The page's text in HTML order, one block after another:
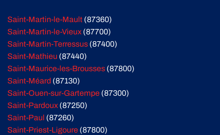
Saint-Martin-le-Mault (87360)
Saint-Martin-le-Vieux (87700)
Saint-Martin-Terressus (87400)
Saint-Mathieu (87440)
Saint-Maurice-les-Brousses (87800)
Saint-Méard (87130)
Saint-Ouen-sur-Gartempe (87300)
Saint-Pardoux (87250)
Saint-Paul (87260)
Saint-Priest-Ligoure (87800)